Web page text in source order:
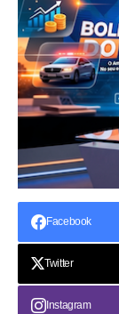
Facebook
Twitter
Instagram